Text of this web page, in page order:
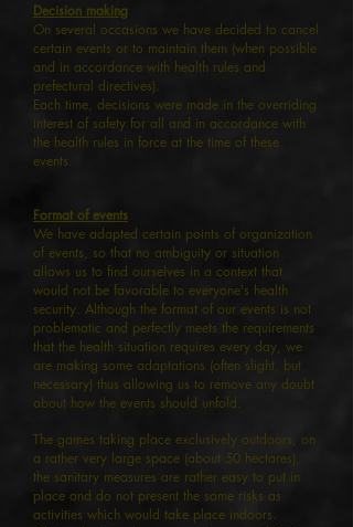
Decision making
On several occasions we have decided to cancel
certain events or to maintain them (when possible
and in accordance with health rules and
prefectural directives).
Each time, decisions were made in the overriding
interest of safety for all and in accordance with
the health rules in force at the time of these
events.
Format of events
We have adapted certain points of organization
of events, so that no ambiguity or situation
allows us to find ourselves in a context that
would not be favorable to everyone's health
security. Although the format of our events is not
problematic and perfectly meets the requirements
that the health situation requires every day, we
are making some adaptations (often slight, but
necessary) thus allowing us to remove any doubt
about how the events should unfold.
The games taking place exclusively outdoors, on
a rather very large space (about 50 hectares),
the sanitary measures are rather easy to put in
place and do not present the same risks as
activities which would take place indoors.